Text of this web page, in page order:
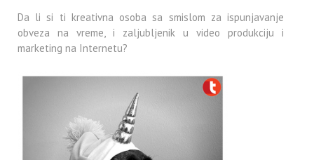
Da li si ti kreativna osoba sa smislom za ispunjavanje
obveza na vreme, i zaljubljenik u video produkciju i
marketing na Internetu?